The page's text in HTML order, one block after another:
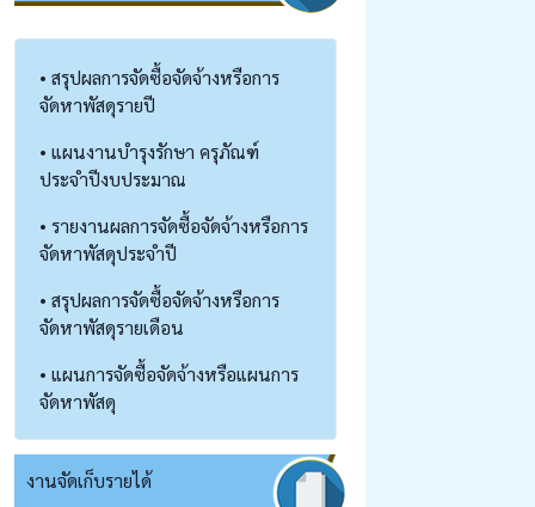
• สรุปผลการจัดซื้อจัดจ้างหรือการ
จัดหาพัสดุรายปี
• แผนงานบำรุงรักษา ครุภัณฑ์
ประจำปีงบประมาณ
• รายงานผลการจัดซื้อจัดจ้างหรือการ
จัดหาพัสดุประจำปี
• สรุปผลการจัดซื้อจัดจ้างหรือการ
จัดหาพัสดุรายเดือน
• แผนการจัดซื้อจัดจ้างหรือแผนการ
จัดหาพัสดุ
งานจัดเก็บรายได้